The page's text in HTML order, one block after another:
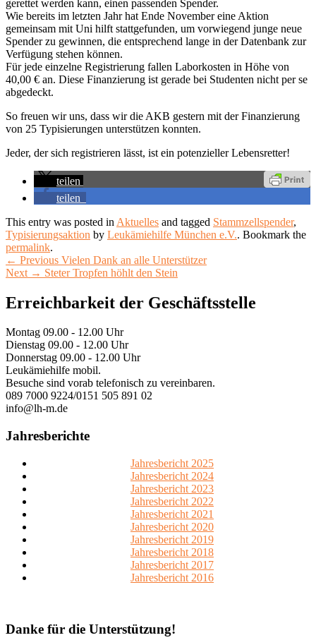
gerettet werden kann, einen passenden Spender.
Wie bereits im letzten Jahr hat Ende November eine Aktion
gemeinsam mit Uni hilft stattgefunden, um vorwiegend junge neue
Spender zu gewinnen, die entsprechend lange in der Datenbank zur
Verfügung stehen können.
Für jede einzelne Registrierung fallen Laborkosten in Höhe von
40,00 € an. Diese Finanzierung ist gerade bei Studenten nicht per se
abgedeckt.
So freuen wir uns, dass wir die AKB gestern mit der Finanzierung
von 25 Typisierungen unterstützen konnten.
Jeder, der sich registrieren lässt, ist ein potenzieller Lebensretter!
teilen
teilen
This entry was posted in Aktuelles and tagged Stammzellspender,
Typisierungsaktion by Leukämiehilfe München e.V.. Bookmark the
permalink.
Beitragsnavigation
← Previous Previous
post:
Vielen Dank an alle Unterstützer
Next → Next
Steter Tropfen höhlt den Stein
Primary
Widget
Area
Erreichbarkeit der Geschäftsstelle
Montag 09.00 - 12.00 Uhr
Dienstag 09.00 - 12.00 Uhr
Donnerstag 09.00 - 12.00 Uhr
Leukämiehilfe mobil.
Besuche sind vorab telefonisch zu vereinbaren.
089 7000 9224/0151 505 891 02
info@lh-m.de
Jahresberichte
Jahresbericht 2025
Jahresbericht 2024
Jahresbericht 2023
Jahresbericht 2022
Jahresbericht 2021
Jahresbericht 2020
Jahresbericht 2019
Jahresbericht 2018
Jahresbericht 2017
Jahresbericht 2016
Danke für die Unterstützung!